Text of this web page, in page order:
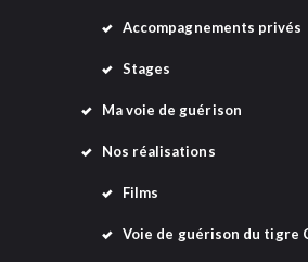
Accompagnements privés
Stages
Ma voie de guérison
Nos réalisations
Films
Voie de guérison du tigre